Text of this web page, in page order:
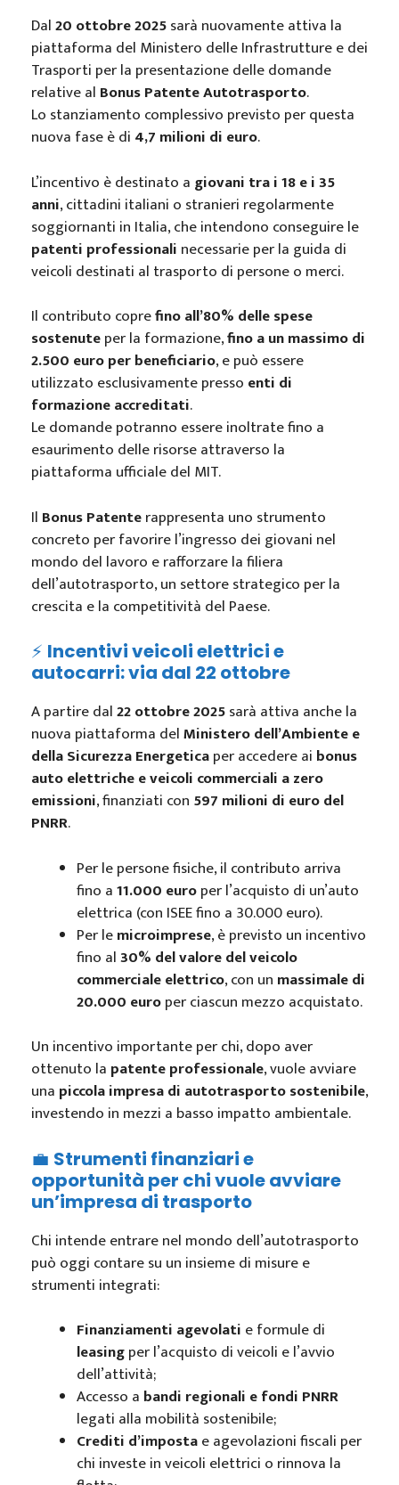
Dal20 ottobre 2025sarà nuovamente attiva la
piattaforma del Ministero delle Infrastrutture e dei
Trasporti per la presentazione delle domande
relative al Bonus Patente Autotrasporto.
Lo stanziamento complessivo previsto per questa
nuova fase è di 4,7 milioni di euro.
L’incentivo è destinato a giovani tra i 18 e i 35
anni, cittadini italiani o stranieri regolarmente
soggiornanti in Italia, che intendono conseguire le
patenti professionali necessarie per la guida di
veicoli destinati al trasporto di persone o merci.
Il contributo coprefino all’80% delle spese
sostenuteper la formazione,fino a un massimo di
2.500 euro per beneficiario, e può essere
utilizzato esclusivamente presso enti di
formazione accreditati.
Le domande potranno essere inoltrate fino a
esaurimento delle risorse attraverso la
piattaforma ufficiale del MIT.
Il Bonus Patenterappresenta uno strumento
concreto per favorire l’ingresso dei giovani nel
mondo del lavoro e rafforzare la filiera
dell’autotrasporto, un settore strategico per la
crescita e la competitività del Paese.
⚡ Incentivi veicoli elettrici e
autocarri: via dal 22 ottobre
A partire dal22 ottobre 2025sarà attiva anche la
nuova piattaforma delMinistero dell’Ambiente e
della Sicurezza Energeticaper accedere ai bonus
auto elettriche e veicoli commerciali a zero
emissioni, finanziati con 597 milioni di euro del
PNRR.
Per le persone fisiche, il contributo arriva
fino a11.000 europer l’acquisto di un’auto
elettrica (con ISEE fino a 30.000 euro).
Per lemicroimprese, è previsto un incentivo
fino al30% del valore del veicolo
commerciale elettrico, con un massimale di
20.000 europer ciascun mezzo acquistato.
Un incentivo importante per chi, dopo aver
ottenuto la patente professionale, vuole avviare
una piccola impresa di autotrasporto sostenibile,
investendo in mezzi a basso impatto ambientale.
💼 Strumenti finanziari e
opportunità per chi vuole avviare
un’impresa di trasporto
Chi intende entrare nel mondo dell’autotrasporto
può oggi contare su un insieme di misure e
strumenti integrati:
Finanziamenti agevolati e formule di
leasingper l’acquisto di veicoli e l’avvio
dell’attività;
Accesso a bandi regionali e fondi PNRR
legati alla mobilità sostenibile;
Crediti d’impostae agevolazioni fiscali per
chi investe in veicoli elettrici o rinnova la